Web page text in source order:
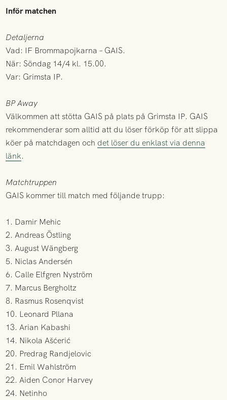
Inför matchen
Detaljerna
Vad: IF Brommapojkarna – GAIS.
När: Söndag 14/4 kl. 15.00.
Var: Grimsta IP.
BP Away
Välkommen att stötta GAIS på plats på Grimsta IP. GAIS
rekommenderar som alltid att du löser förköp för att slippa
köer på matchdagen och det löser du enklast via denna
länk.
Matchtruppen
GAIS kommer till match med följande trupp:
1. Damir Mehic
2. Andreas Östling
3. August Wängberg
5. Niclas Andersén
6. Calle Elfgren Nyström
7. Marcus Bergholtz
8. Rasmus Rosenqvist
10. Leonard Pllana
13. Arian Kabashi
14. Nikola Ašćerić
20. Predrag Randjelovic
21. Emil Wahlström
22. Aiden Conor Harvey
24. Netinho